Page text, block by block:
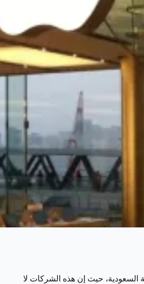
السعودية، حيث إن هذه الشركات لا